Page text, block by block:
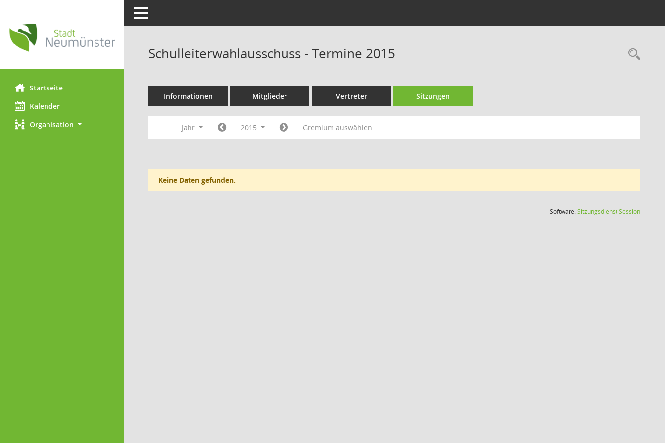
Startseite
Kalender
Organisation
Toggle navigation
Schulleiterwahlausschuss - Termine 2015
Informationen Mitglieder Vertreter Sitzungen
Jahr 2015 Gremium auswählen
Keine Daten gefunden.
Software:SitzungsdienstSession(Wird in